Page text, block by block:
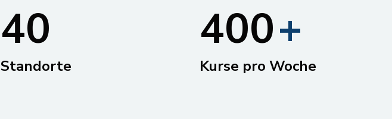
4
1
0
Standorte
4
1
00+
Kurse pro Woche